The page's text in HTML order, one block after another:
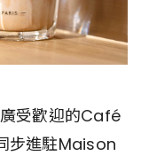
受歡迎的Café
步進駐Maison